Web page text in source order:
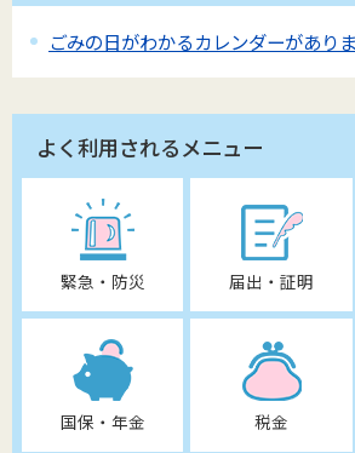
ごみの日がわかるカレンダーがあり
よく利用されるメニュー
緊急・防災 届出・証明
国保・年金 税金